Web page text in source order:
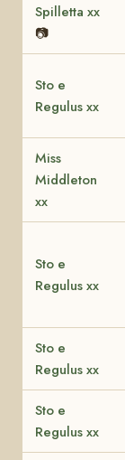
Spilletta xx
📷
Sto e
Regulus xx
Miss
Middleton
xx
Sto e
Regulus xx
Sto e
Regulus xx
Sto e
Regulus xx